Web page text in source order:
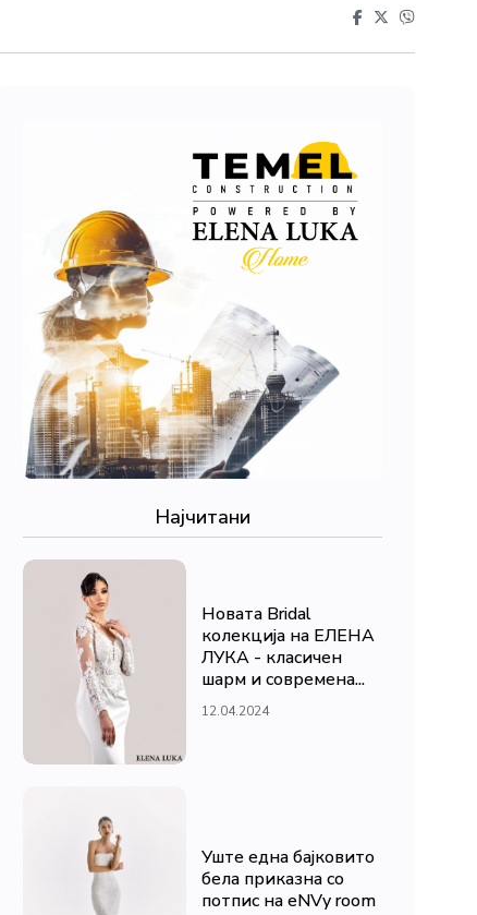
Најчитани
Новата Bridal
колекција на ЕЛЕНА
ЛУКА - класичен
шарм и современа...
12.04.2024
Уште една бајковито
бела приказна со
потпис на eNVy room